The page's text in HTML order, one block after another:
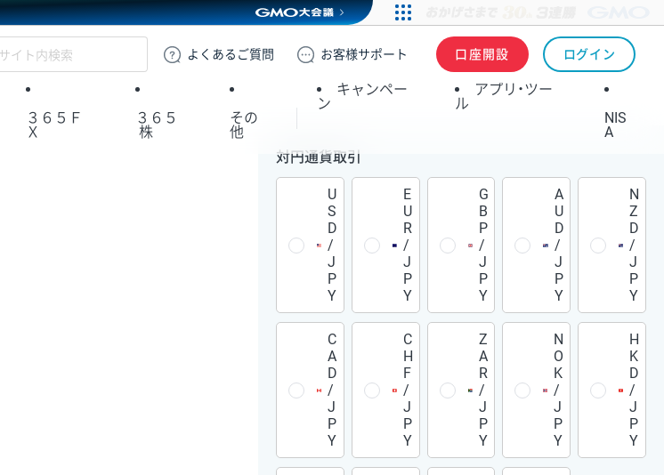
GMOクリック証券
よくある ご質問 お客様サポート 口座開設 ログイン
３６５Ｆ
Ｘ
３６５
株
その
他
キャンペー
ン
アプリ・ツー
ル
NIS
A
対円通貨取引
U
S
D
/
J
P
Y
E
U
R
/
J
P
Y
G
B
P
/
J
P
Y
A
U
D
/
J
P
Y
N
Z
D
/
J
P
Y
C
A
D
/
J
P
Y
C
H
F
/
J
P
Y
Z
A
R
/
J
P
Y
N
O
K
/
J
P
Y
H
K
D
/
J
P
Y